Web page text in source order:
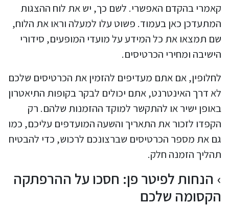
קאמרי בהקדם האפשרי. לשם כך, יש את לוח ההצגות
המתעדכן כאן בעמוד. פשוט עלו למעלה וראו את הלוח,
שם תמצאו את כל המידע על מועדי המופעים, סידורי
הישיבה ומחירי הכרטיסים.
לחלופין, אם אתם מעדיפים להזמין את הכרטיסים שלכם
לא דרך האינטרנט, אתם יכולים לבקר בקופות התיאטרון
באופן ישיר או להתקשר למוקד ההזמנות שלהם. רק
הקפדו לזכור את התאריך והשעה המועדפים עליכם, כמו
גם את מספר הכרטיסים שברצונכם לרכוש, כדי להבטיח
תהליך הזמנה חלק.
הנחות לפיטר פן: חסכו על ההרפתקה
הקסומה שלכם